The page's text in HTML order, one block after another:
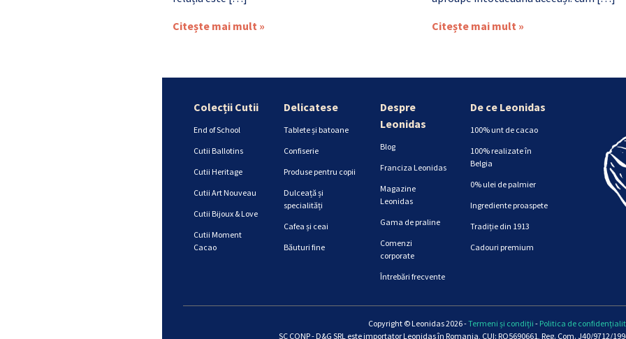
Citește mai mult »
Citește mai mult »
Colecții Cutii
End of School
Cutii Ballotins
Cutii Heritage
Cutii Art Nouveau
Cutii Bijoux & Love
Cutii Moment
Cacao
Delicatese
Tablete și batoane
Confiserie
Produse pentru copii
Dulceață și
specialități
Cafea și ceai
Băuturi fine
Despre
Leonidas
Blog
Franciza Leonidas
Magazine
Leonidas
Gama de praline
Comenzi
corporate
Întrebări frecvente
De ce Leonidas
100% unt de cacao
100% realizate în
Belgia
0% ulei de palmier
Ingrediente proaspete
Tradiție din 1913
Cadouri premium
Copyright © Leonidas 2026 -Termeni și condiții - Politica de
SC CONP - D&G SRL este importator Leonidas în Romania, CUI: RO5690661, Reg. Com. J40/9712/